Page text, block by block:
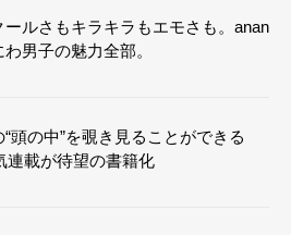
ールさもキラキラもエモさも。anan
男子の魅力全部。
頭の中”を覗き見ることができる
連載が待望の書籍化